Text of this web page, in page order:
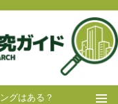
グはある？